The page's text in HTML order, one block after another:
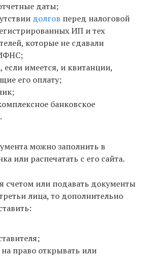
даты;
долгов перед налоговой
ИП и тех
которые не сдавали
если имеется, и квитанции,
его оплату;
банковское
можно заполнить в
или распечатать с его сайта.
счетом или подавать документы
лица, то дополнительно
право открывать или